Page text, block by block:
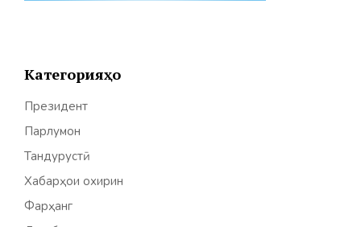
Категорияҳо
Президент
Парлумон
Тандурустӣ
Хабарҳои охирин
Фарҳанг